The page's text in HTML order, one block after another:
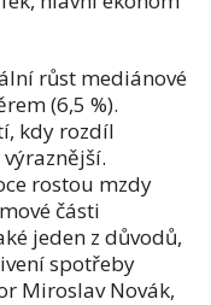
růst mediánové
(6,5 %).
kdy rozdíl
rostou mzdy
části
jeden z důvodů,
spotřeby
Miroslav Novák,